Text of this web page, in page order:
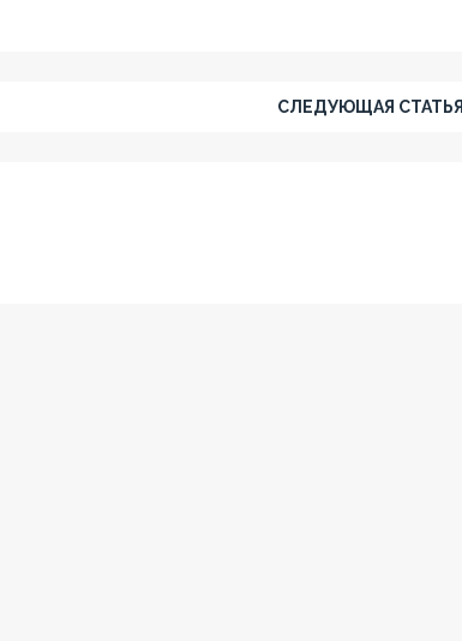
СЛЕДУЮЩАЯ СТАТЬЯ